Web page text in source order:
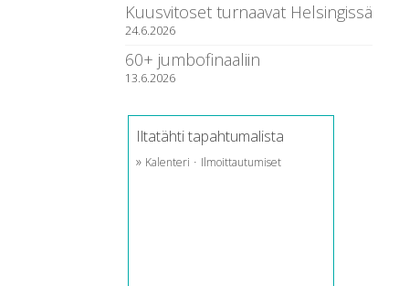
Kuusvitoset turnaavat Helsingissä
24.6.2026
60+ jumbofinaaliin
13.6.2026
Iltatähti tapahtumalista
» Kalenteri · Ilmoittautumiset